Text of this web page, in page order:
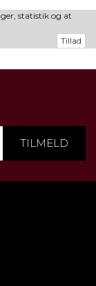
statistik og at
Tillad
TILMELD